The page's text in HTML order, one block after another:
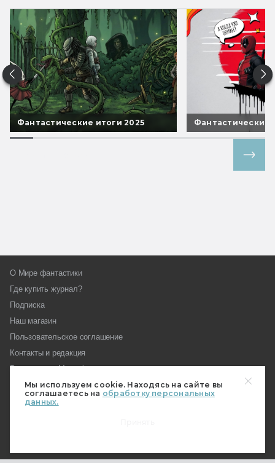
Мы используем cookie. Находясь на сайте вы
соглашаетесь на обработку персональных
данных.
Фантастические итоги 2025 Фантастические
О Мире фантастики
Где купить журнал?
Подписка
Наш магазин
Пользовательское соглашение
Контакты и редакция
Реклама на «Мире фантастики»
Как стать автором МирФ
Награды «Мира фантастики»